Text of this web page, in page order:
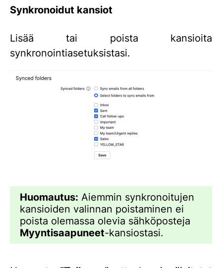
Synkronoidut kansiot
Lisää tai poista kansioita
synkronointiasetuksistasi.
Huomautus: Aiemmin synkronoitujen
kansioiden valinnan poistaminen ei
poista olemassa olevia sähköposteja
Myyntisaapuneet-kansiostasi.